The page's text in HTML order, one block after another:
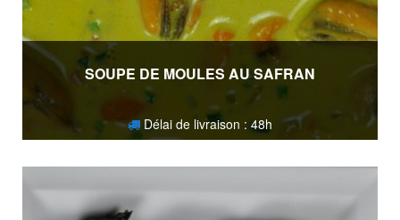
SOUPE DE MOULES AU SAFRAN
Délai de livraison : 48h